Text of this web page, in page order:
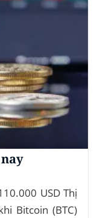
USD Thị
Bitcoin (BTC)